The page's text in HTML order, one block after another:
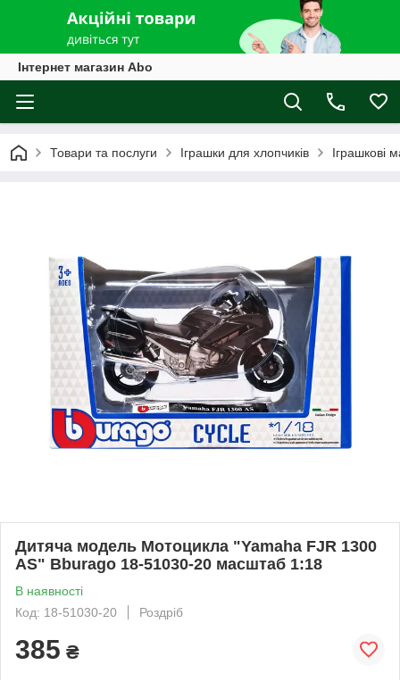
Інтернет магазин Abo
Товари та послуги Іграшки для хлопчиків Іграшкові
Дитяча модель Мотоцикла "Yamaha FJR 1300
AS" Bburago 18-51030-20 масштаб 1:18
В наявності
Код: 18-51030-20
Роздріб
385 ₴